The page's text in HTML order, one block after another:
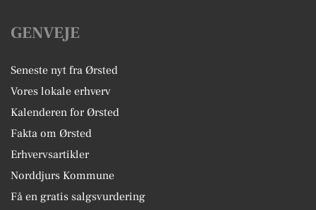
GENVEJE
Seneste nyt fra Ørsted
Vores lokale erhverv
Kalenderen for Ørsted
Fakta om Ørsted
Erhvervsartikler
Norddjurs Kommune
Få en gratis salgsvurdering